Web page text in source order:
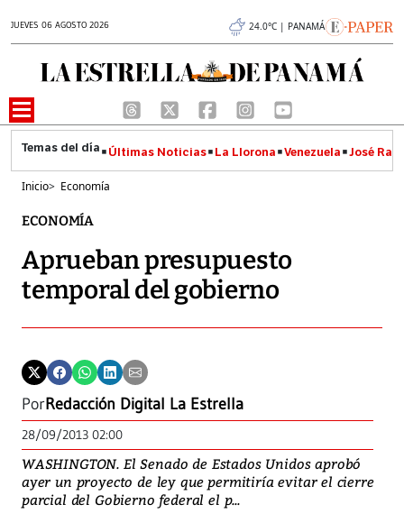
JUEVES 06 AGOSTO 2026 24.0°C | PANAMÁ
Últimas Noticias La Llorona Venezuela José
Inicio> Economía
ECONOMÍA
Aprueban presupuesto
temporal del gobierno
PorRedacción Digital La Estrella
28/09/2013 02:00
WASHINGTON. El Senado de Estados Unidos aprobó
ayer un proyecto de ley que permitiría evitar el cierre
parcial del Gobierno federal el p...